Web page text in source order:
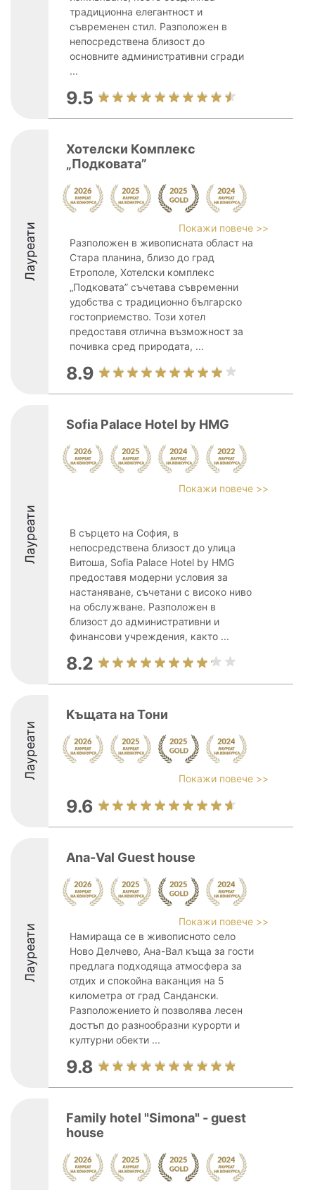
традиционна елегантност и
съвременен стил. Разположен в
непосредствена близост до
основните административни сгради
...
9.5
Лауреати
Хотелски Комплекс
„Подковата”
Покажи повече >>
Разположен в живописната област на
Стара планина, близо до град
Етрополе, Хотелски комплекс
„Подковата” съчетава съвременни
удобства с традиционно българско
гостоприемство. Този хотел
предоставя отлична възможност за
почивка сред природата, ...
8.9
Лауреати
Sofia Palace Hotel by HMG
Покажи повече >>
В сърцето на София, в
непосредствена близост до улица
Витоша, Sofia Palace Hotel by HMG
предоставя модерни условия за
настаняване, съчетани с високо ниво
на обслужване. Разположен в
близост до административни и
финансови учреждения, както ...
8.2
Лауреати
Kъщата на Тони
Покажи повече >>
9.6
Лауреати
Ana-Val Guest house
Покажи повече >>
Намираща се в живописното село
Ново Делчево, Ана-Вал къща за гости
предлага подходяща атмосфера за
отдих и спокойна ваканция на 5
километра от град Сандански.
Разположението ѝ позволява лесен
достъп до разнообразни курорти и
културни обекти ...
9.8
Family hotel "Simona" - guest
house